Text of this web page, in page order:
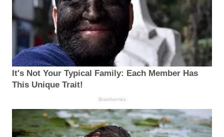
It's Not Your Typical Family: Each Member Has
This Unique Trait!
Brainberries